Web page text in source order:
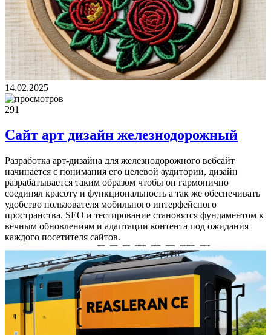
14.02.2025
291
Сайт арт дизайн железнодорожный
Разработка арт-дизайна для железнодорожного вебсайт
начинается с понимания его целевой аудитории, дизайн
разрабатывается таким образом чтобы он гармонично
соединял красоту и функциональность а так же обеспечивать
удобство пользователя мобильного интерфейсного
пространства. SEO и тестирование становятся фундаментом к
вечным обновлениям и адаптации контента под ожидания
каждого посетителя сайтов.